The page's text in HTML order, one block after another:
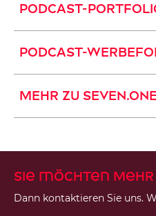
PODCAST-
PODCAST-
MEHR ZU
Sie möchten
Dann kontaktieren Sie uns.